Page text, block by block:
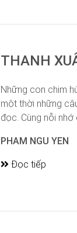
THANH
Những con chim
một thời những
đọc. Cùng nỗi
PHAM NGU YEN
Đọc tiếp